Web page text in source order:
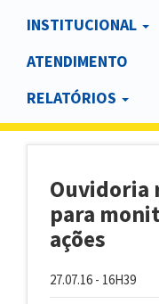
INSTITUCIONAL
ATENDIMENTO
RELATÓRIOS
Ouvidoria
para
ações
27.07.16 - 16H39